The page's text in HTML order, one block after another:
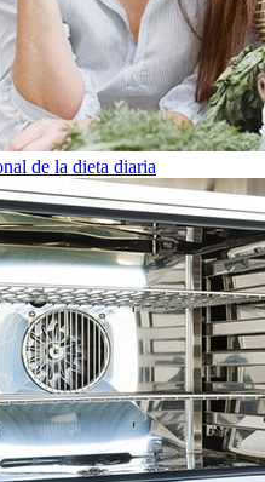
de la dieta diaria